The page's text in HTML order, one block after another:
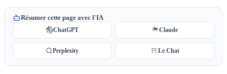
Résumer cette page avec l'IA
ChatGPT Claude
Perplexity Le Chat